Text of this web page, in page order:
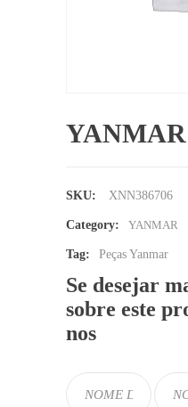
SKU: XNN386706
Category: YANMAR
Tag: Peças Yanmar
Se desejar
sobre este
nos